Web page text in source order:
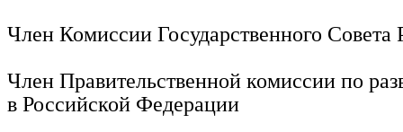
Член Комиссии Государственного
Член Правительственной комиссии по
в Российской Федерации